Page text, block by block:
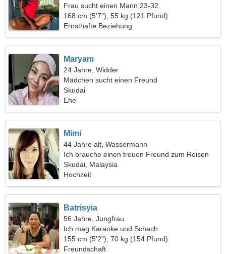
Frau sucht einen Mann 23-32
168 cm (5'7"), 55 kg (121 Pfund)
Ernsthafte Beziehung
Maryam
24 Jahre, Widder
Mädchen sucht einen Freund
Skudai
Ehe
Mimi
44 Jahre alt, Wassermann
Ich brauche einen treuen Freund zum Reisen
Skudai, Malaysia
Hochzeit
Batrisyia
56 Jahre, Jungfrau
Ich mag Karaoke und Schach
155 cm (5'2"), 70 kg (154 Pfund)
Freundschaft